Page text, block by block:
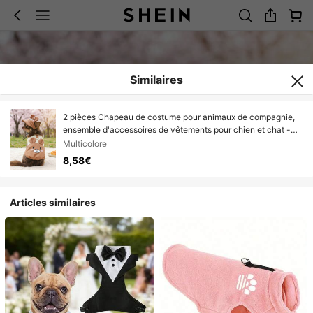
Similaires
2 pièces Chapeau de costume pour animaux de compagnie,
ensemble d'accessoires de vêtements pour chien et chat -
Teddy Poodle Tenue décontractée : Chapeau de soleil marron
en forme d'ours + Gilet floral en dessin animé - Ours brun
Multicolore
8,58€
Articles similaires